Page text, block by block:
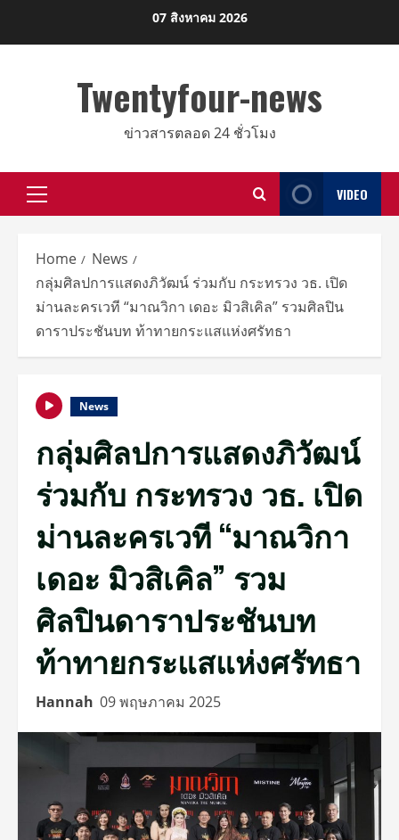
07 สิงหาคม 2026
Twentyfour-news
ข่าวสารตลอด 24 ชั่วโมง
Primary
VIDEO
Home
News
กลุ่มศิลปการแสดงภิวัฒน์ ร่วมกับ กระทรวง วธ. เปิด
ม่านละครเวที “มาณวิกา เดอะ มิวสิเคิล” รวมศิลปิน
ดาราประชันบท ท้าทายกระแสแห่งศรัทธา
News
กลุ่มศิลปการแสดงภิวัฒน์
ร่วมกับ กระทรวง วธ. เปิด
ม่านละครเวที “มาณวิกา
เดอะ มิวสิเคิล” รวม
ศิลปินดาราประชันบท
ท้าทายกระแสแห่งศรัทธา
Hannah 09 พฤษภาคม 2025